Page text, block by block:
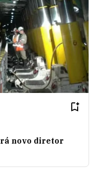
novo diretor